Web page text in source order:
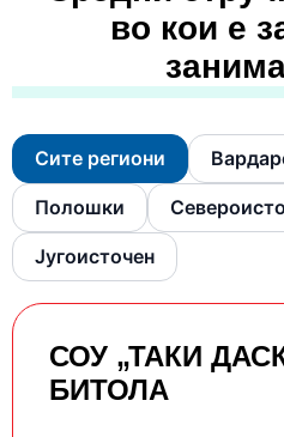
во кои е
Сите региони
Полошки
Југоисточен
СОУ „ТАКИ
БИТОЛА